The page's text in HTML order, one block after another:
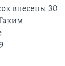
внесены 30